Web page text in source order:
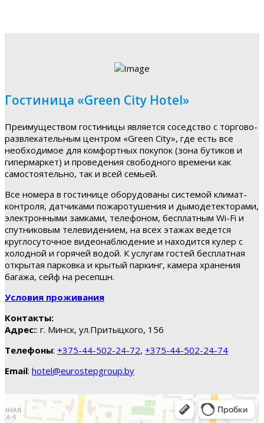
Гостиница «Green City Hotel»
Преимуществом гостиницы является соседство с торгово-
развлекательным центром «Green City», где есть все
необходимое для комфортных покупок (зона бутиков и
гипермаркет) и проведения свободного времени как
самостоятельно, так и всей семьей.
Все номера в гостинице оборудованы системой климат-
контроля, датчиками пожаротушения и дымодетекторами,
электронными замками, телефоном, бесплатным Wi-Fi и
спутниковым телевидением, на всех этажах ведется
круглосуточное видеонаблюдение и находится кулер с
холодной и горячей водой. К услугам гостей бесплатная
открытая парковка и крытый паркинг, камера хранения
багажа, сейф на ресепшн.
Условия проживания
Контакты:
Адрес:: г. Минск, ул.Притыцкого, 156
Телефоны: +375-44-502-24-72, +375-44-502-24-74
Email: hotel@eurostepgroup.by